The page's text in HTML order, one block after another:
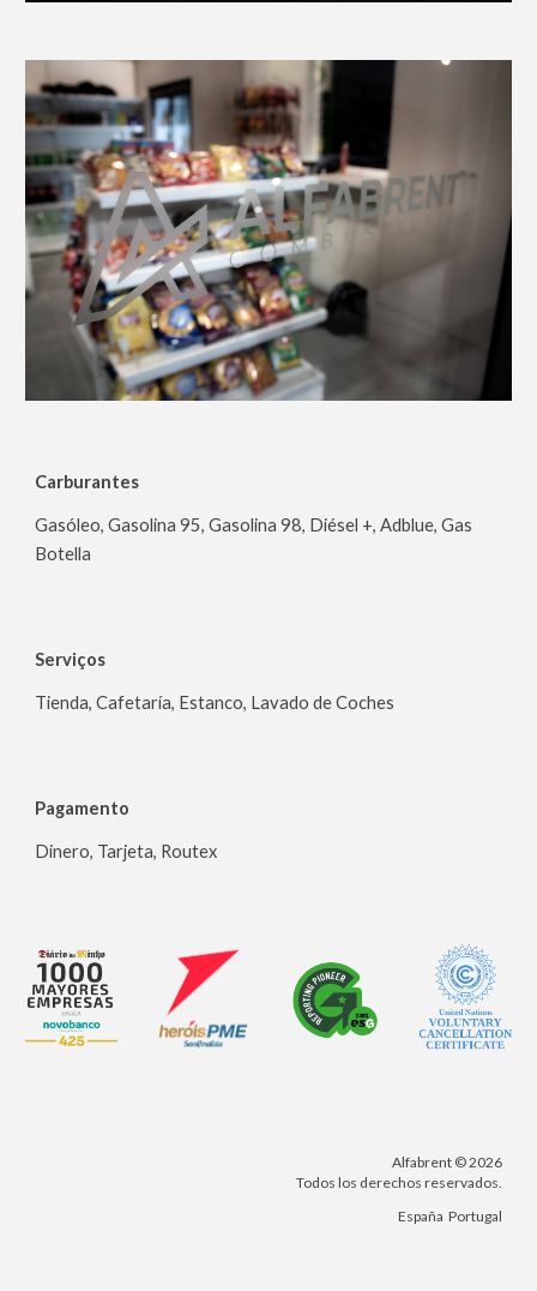
Carburantes
Gasóleo, Gasolina 95, Gasolina 98, Diésel +, Adblue, Gas
Botella
Serviços
Tienda, Cafetaría, Estanco, Lavado de Coches
Pagamento
Dinero, Tarjeta, Routex
Alfabrent © 2026
Todos los derechos reservados.
España Portugal